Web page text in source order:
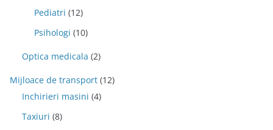
Pediatri (12)
Psihologi (10)
Optica medicala (2)
Mijloace de transport (12)
Inchirieri masini (4)
Taxiuri (8)